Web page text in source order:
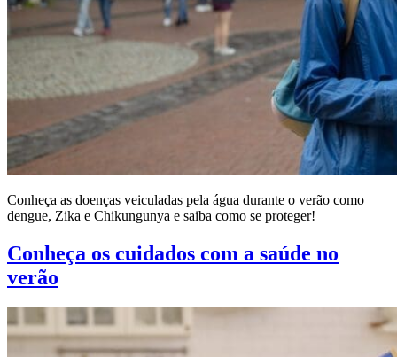
Conheça as doenças veiculadas pela água durante o verão como
dengue, Zika e Chikungunya e saiba como se proteger!
Conheça os cuidados com a saúde no
verão​